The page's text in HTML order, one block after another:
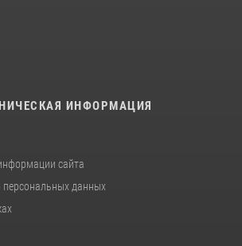
ИНФОРМАЦИЯ
сайта
данных